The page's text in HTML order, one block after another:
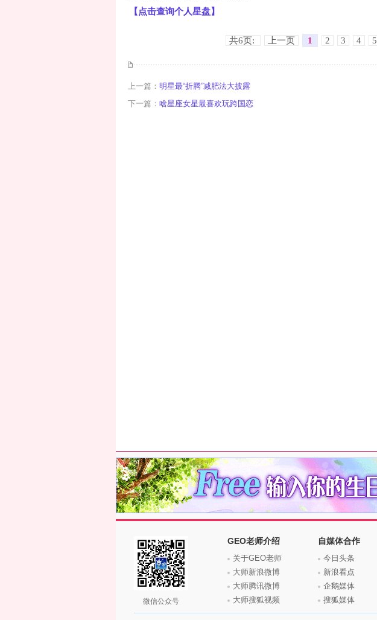
【点击查询个人星盘】
共6页: 上一页 1 2 3 4 5
上一篇： 明星最“折腾”减肥法大披露
下一篇： 啥星座女星最喜欢玩跨国恋
微信公众号
GEO老师介绍
关于GEO老师
大师新浪微博
大师腾讯微博
大师搜狐视频
自媒体合作
今日头条
新浪看点
企鹅媒体
搜狐媒体